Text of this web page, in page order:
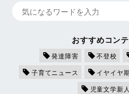
おすすめコン
発達障害 不登校
子育てニュース
イヤイヤ期
児童文学新